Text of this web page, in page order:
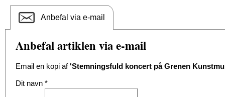
Anbefal via e-mail
Anbefal artiklen via e-mail
Email en kopi af'Stemningsfuld koncert på Grenen
Dit navn *